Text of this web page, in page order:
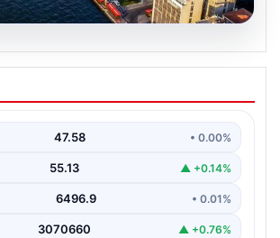
Yeni Adresi:
Academy
Sports Academy, bölgedeki basketbol…
47.58 • 0.00%
55.13 ▲ +0.14%
6496.9 • 0.01%
3070660 ▲ +0.76%